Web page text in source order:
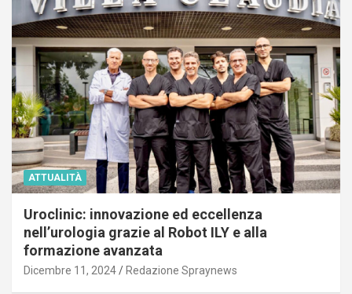
ATTUALITÀ
Uroclinic: innovazione ed eccellenza
nell’urologia grazie al Robot ILY e alla
formazione avanzata
Dicembre 11, 2024 Redazione Spraynews